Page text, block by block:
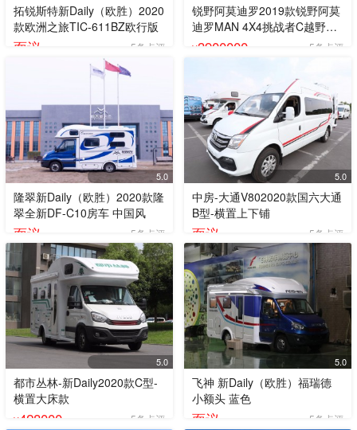
拓锐斯特新Daily（欧胜）2020
款欧洲之旅TIC-611BZ欧行版
面议 5条点评
锐野阿莫迪罗2019款锐野阿莫
迪罗MAN 4X4挑战者C越野房
车
¥3900000 5条点评
5.0
隆翠新Daily（欧胜）2020款隆
翠全新DF-C10房车 中国风
面议 5条点评
5.0
中房-大通V802020款国六大通
B型-横置上下铺
面议 5条点评
5.0
都市丛林-新Daily2020款C型-
横置大床款
¥428000 5条点评
5.0
飞神 新Daily（欧胜）福瑞德
小额头 蓝色
面议 5条点评